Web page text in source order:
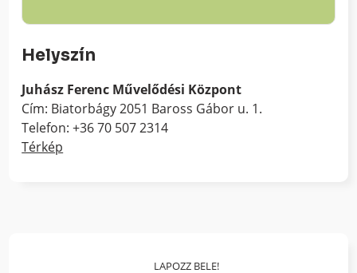
Helyszín
Juhász Ferenc Művelődési Központ
Cím: Biatorbágy 2051 Baross Gábor u. 1.
Telefon: +36 70 507 2314
Térkép
LAPOZZ BELE!